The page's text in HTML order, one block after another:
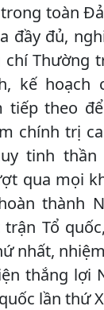
toàn
đầy đủ,
chí Thường
kế hoạch
tiếp theo
chính trị
tinh thần
qua mọi
thành
Tổ
nhất,
thắng lợi
lần thứ